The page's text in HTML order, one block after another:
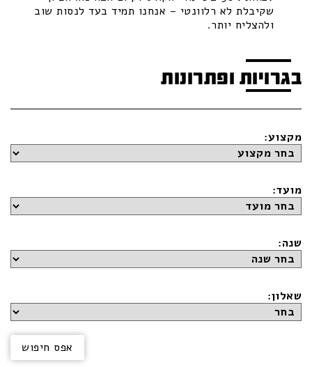
שקיבלת לא רלוונטי – אנחנו תמיד בעד לנסות שוב
ולהצליח יותר.
בגרויות ופתרונות
מקצוע:
מועד:
שנה:
שאלון: